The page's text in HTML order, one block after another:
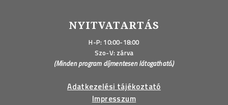
NYITVATARTÁS
H-P: 10:00-18:00
Szo-V: zárva
(Minden program díjmentesen látogatható.)
Adatkezelési tájékoztató
Impresszum